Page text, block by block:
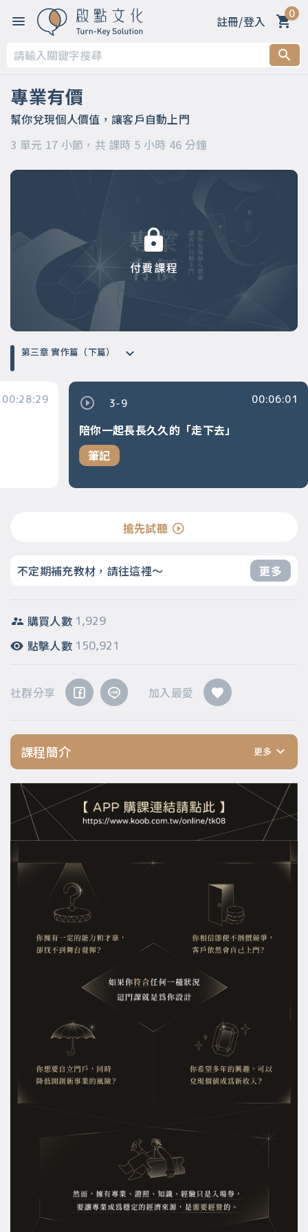
註冊/登入 0
專業有價
幫你兌現個人價值，讓客戶自動上門
3 單元 17 小節，共 課時 5 小時 46 分鐘
付費課程
第一章 開篇：建立自己的事業，讓客戶自動上門的秘密
第二章 觀念篇（上篇）
第三章 實作篇（下篇）
第三章 實作篇（下篇）
00:28:29 3-9
陪你一起長長久久的「走下去」
筆記
00:06:01
搶先試聽
不定期補充教材，請往這裡～ 更多
購買人數 1,929
點擊人數 150,921
社群分享 加入最愛
課程簡介